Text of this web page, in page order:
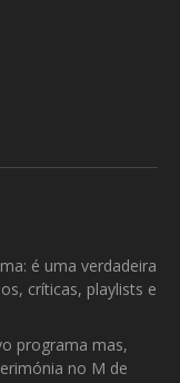
é uma verdadeira
críticas, playlists e
programa mas,
no M de